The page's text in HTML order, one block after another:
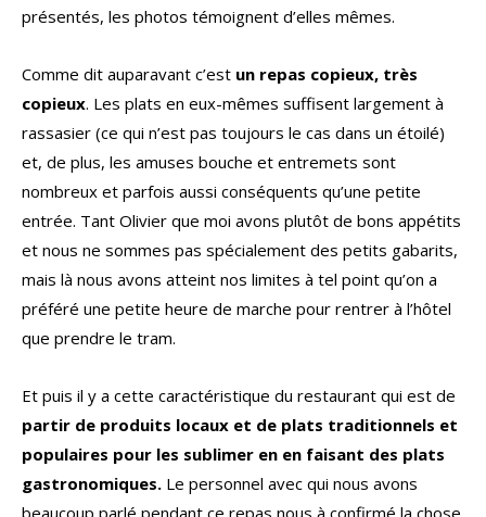
présentés, les photos témoignent d’elles mêmes.
Comme dit auparavant c’est un repas copieux, très
copieux. Les plats en eux-mêmes suffisent largement à
rassasier (ce qui n’est pas toujours le cas dans un étoilé)
et, de plus, les amuses bouche et entremets sont
nombreux et parfois aussi conséquents qu’une petite
entrée. Tant Olivier que moi avons plutôt de bons appétits
et nous ne sommes pas spécialement des petits gabarits,
mais là nous avons atteint nos limites à tel point qu’on a
préféré une petite heure de marche pour rentrer à l’hôtel
que prendre le tram.
Et puis il y a cette caractéristique du restaurant qui est de
partir de produits locaux et de plats traditionnels et
populaires pour les sublimer en en faisant des plats
gastronomiques. Le personnel avec qui nous avons